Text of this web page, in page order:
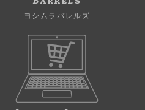
ヨシムラバレルズ